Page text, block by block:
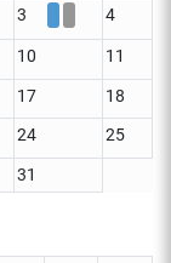
3 4
10 11
17
18
24 25
31